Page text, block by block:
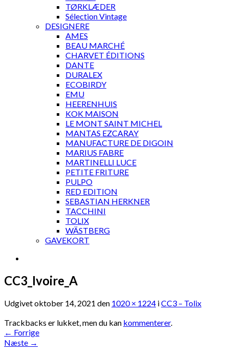
TØRKLÆDER
Sélection Vintage
DESIGNERE
AMES
BEAU MARCHÉ
CHARVET ÉDITIONS
DANTE
DURALEX
ECOBIRDY
EMU
HEERENHUIS
KOK MAISON
LE MONT SAINT MICHEL
MANTAS EZCARAY
MANUFACTURE DE DIGOIN
MARIUS FABRE
MARTINELLI LUCE
PETITE FRITURE
PULPO
RED EDITION
SEBASTIAN HERKNER
TACCHINI
TOLIX
WÄSTBERG
GAVEKORT
CC3_Ivoire_A
Udgivetoktober 14, 2021 den 1020 × 1224 iCC3 – Tolix
Trackbacks er lukket, men du kan kommenterer.
← Forrige
Næste →